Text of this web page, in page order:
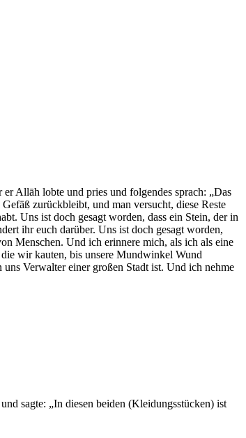
Allāh lobte und pries und folgendes sprach: „Das
zurückbleibt, und man versucht, diese Reste
Uns ist doch gesagt worden, dass ein Stein, der in
ihr euch darüber. Uns ist doch gesagt worden,
Menschen. Und ich erinnere mich, als ich als eine
wir kauten, bis unsere Mundwinkel Wund
Verwalter einer großen Stadt ist. Und ich nehme
sagte: „In diesen beiden (Kleidungsstücken) ist